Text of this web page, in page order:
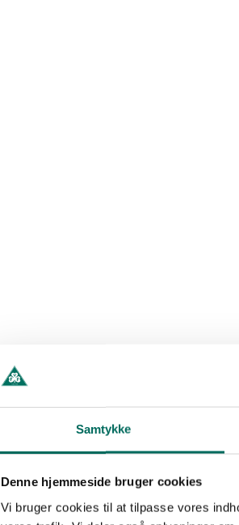
Samtykke
Denne hjemmeside bruger cookies
Vi bruger cookies til at tilpasse vores